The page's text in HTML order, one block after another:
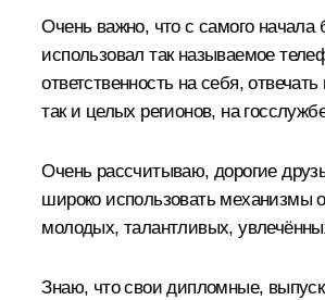
Очень важно, что с самого начала
использовал так называемое
ответственность на себя,
так и целых регионов, на
Очень рассчитываю, дорогие
широко использовать механизмы
молодых, талантливых,
Знаю, что свои дипломные,